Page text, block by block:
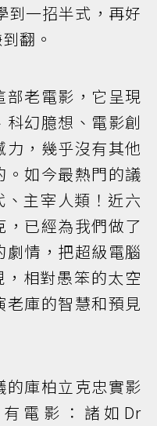
到一招半式，再好
翻。
老電影，它呈現
幻臆想、電影創
，幾乎沒有其他
。如今最熱門的議
主宰人類！近六
已經為我們做了
情，把超級電腦
相對愚笨的太空
老庫的智慧和預見
庫柏立克忠實影
電影：諸如Dr